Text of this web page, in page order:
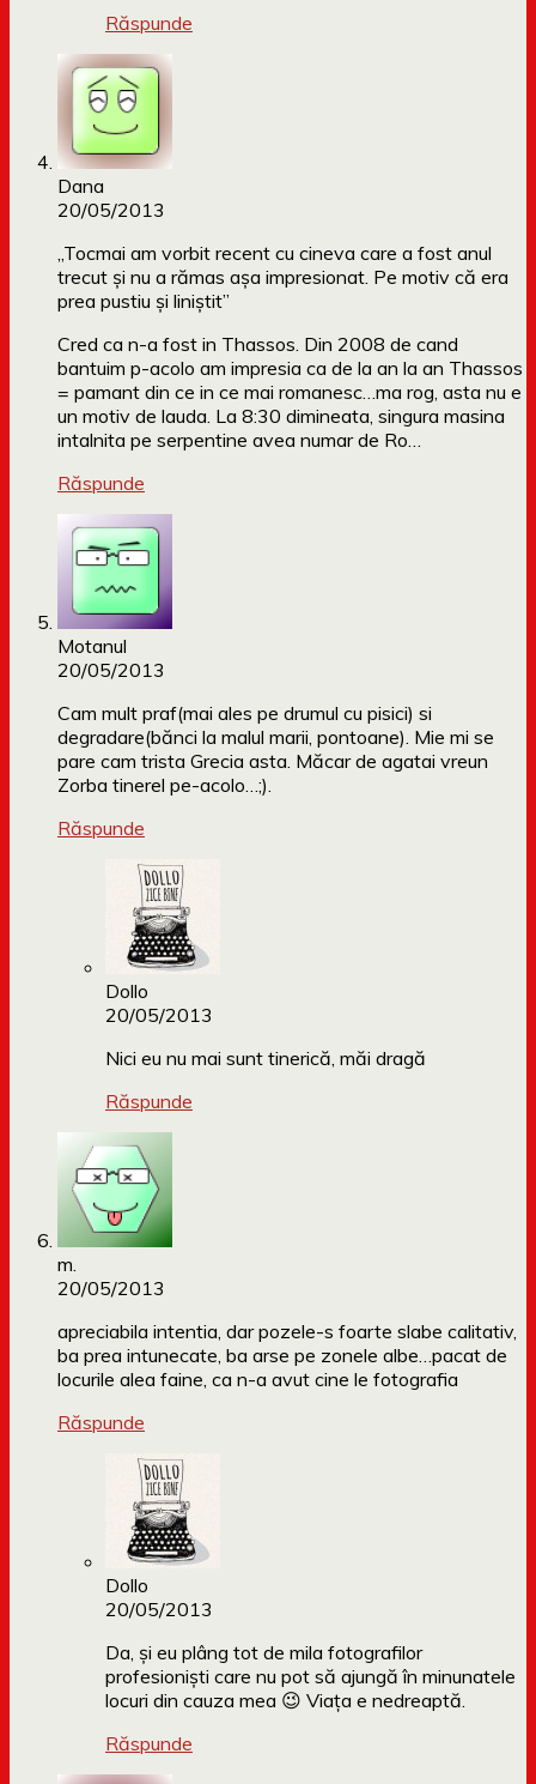
Răspunde
Dana
20/05/2013
„Tocmai am vorbit recent cu cineva care a fost anul
trecut și nu a rămas așa impresionat. Pe motiv că era
prea pustiu și liniștit”
Cred ca n-a fost in Thassos. Din 2008 de cand
bantuim p-acolo am impresia ca de la an la an Thassos
= pamant din ce in ce mai romanesc…ma rog, asta nu e
un motiv de lauda. La 8:30 dimineata, singura masina
intalnita pe serpentine avea numar de Ro…
Răspunde
Motanul
20/05/2013
Cam mult praf(mai ales pe drumul cu pisici) si
degradare(bănci la malul marii, pontoane). Mie mi se
pare cam trista Grecia asta. Măcar de agatai vreun
Zorba tinerel pe-acolo…;).
Răspunde
Dollo
20/05/2013
Nici eu nu mai sunt tinerică, măi dragă
Răspunde
m.
20/05/2013
apreciabila intentia, dar pozele-s foarte slabe calitativ,
ba prea intunecate, ba arse pe zonele albe…pacat de
locurile alea faine, ca n-a avut cine le fotografia
Răspunde
Dollo
20/05/2013
Da, și eu plâng tot de mila fotografilor
profesioniști care nu pot să ajungă în minunatele
locuri din cauza mea 😉 Viața e nedreaptă.
Răspunde